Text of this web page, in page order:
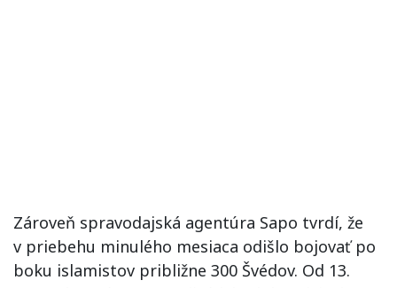
Zároveň spravodajská agentúra Sapo tvrdí, že
v priebehu minulého mesiaca odišlo bojovať po
boku islamistov približne 300 Švédov. Od 13.